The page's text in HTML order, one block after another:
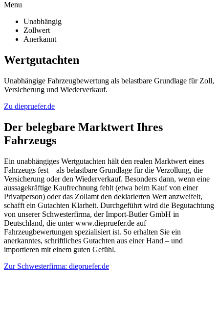
Menu
Unabhängig
Zollwert
Anerkannt
Wertgutachten
Unabhängige Fahrzeugbewertung als belastbare Grundlage für Zoll,
Versicherung und Wiederverkauf.
Zu diepruefer.de
Der belegbare Marktwert Ihres
Fahrzeugs
Ein unabhängiges Wertgutachten hält den realen Marktwert eines
Fahrzeugs fest – als belastbare Grundlage für die Verzollung, die
Versicherung oder den Wiederverkauf. Besonders dann, wenn eine
aussagekräftige Kaufrechnung fehlt (etwa beim Kauf von einer
Privatperson) oder das Zollamt den deklarierten Wert anzweifelt,
schafft ein Gutachten Klarheit. Durchgeführt wird die Begutachtung
von unserer Schwesterfirma, der Import-Butler GmbH in
Deutschland, die unter www.diepruefer.de auf
Fahrzeugbewertungen spezialisiert ist. So erhalten Sie ein
anerkanntes, schriftliches Gutachten aus einer Hand – und
importieren mit einem guten Gefühl.
Zur Schwesterfirma: diepruefer.de